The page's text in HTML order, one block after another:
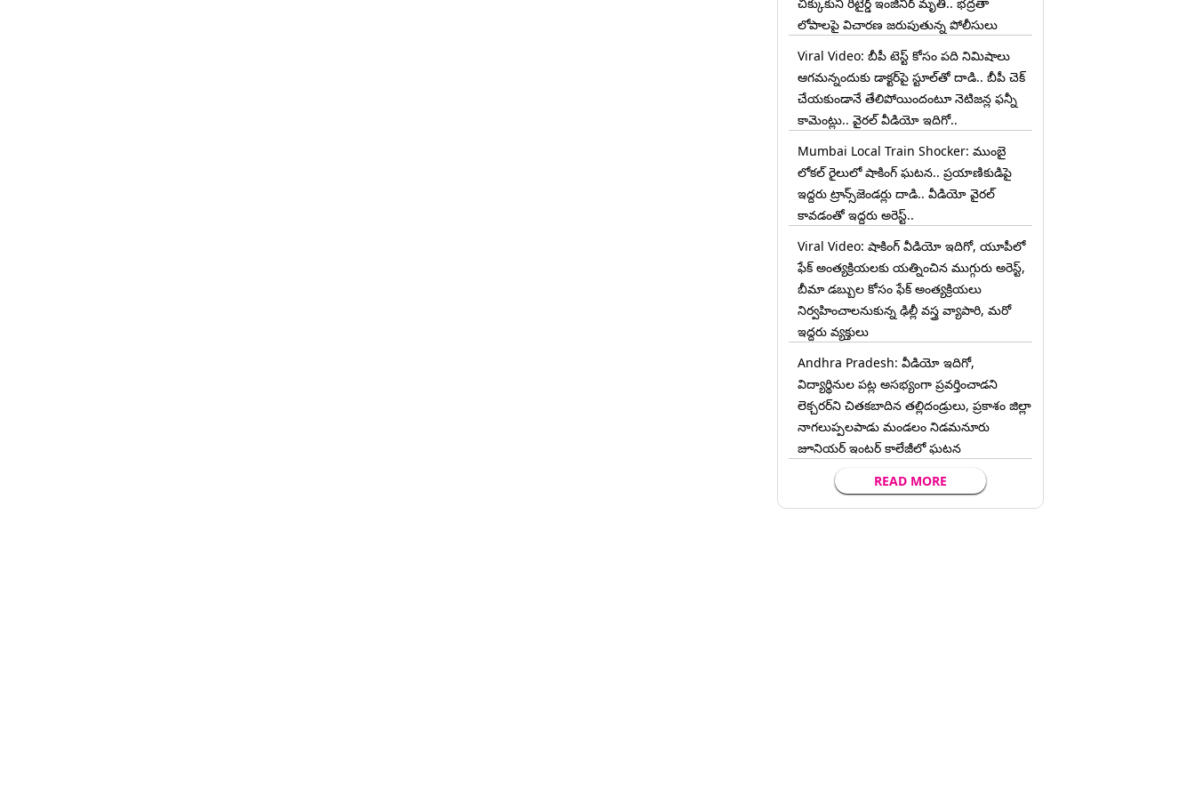
లోపాలపై విచారణ జరుపుతున్న పోలీసులు
Viral Video: బీపీ టెస్ట్‌ కోసం పది నిమిషాలు
ఆగమన్నందుకు డాక్టర్‌పై స్టూల్‌తో దాడి.. బీపీ చెక్
చేయకుండానే తేలిపోయిందంటూ నెటిజన్ల ఫన్నీ
కామెంట్లు.. వైరల్ వీడియో ఇదిగో..
Mumbai Local Train Shocker: ముంబై
లోకల్ రైలులో షాకింగ్ ఘటన.. ప్రయాణికుడిపై
ఇద్దరు ట్రాన్స్‌జెండర్లు దాడి.. వీడియో వైరల్
కావడంతో ఇద్దరు అరెస్ట్..
Viral Video: షాకింగ్ వీడియో ఇదిగో, యూపీలో
ఫేక్ అంత్యక్రియలకు యత్నించిన ముగ్గురు అరెస్ట్,
బీమా డబ్బుల కోసం ఫేక్ అంత్యక్రియలు
నిర్వహించాలనుకున్న ఢిల్లీ వస్త్ర వ్యాపారి, మరో
ఇద్దరు వ్యక్తులు
Andhra Pradesh: వీడియో ఇదిగో,
విద్యార్థినుల పట్ల అసభ్యంగా ప్రవర్తించాడని
లెక్చ‌ర‌ర్‌ని చిత‌క‌బాదిన త‌ల్లిదండ్రులు, ప్రకాశం జిల్లా
నాగలుప్పలపాడు మండలం నిడమనూరు
జూనియర్ ఇంటర్ కాలేజీలో ఘటన
READ MORE